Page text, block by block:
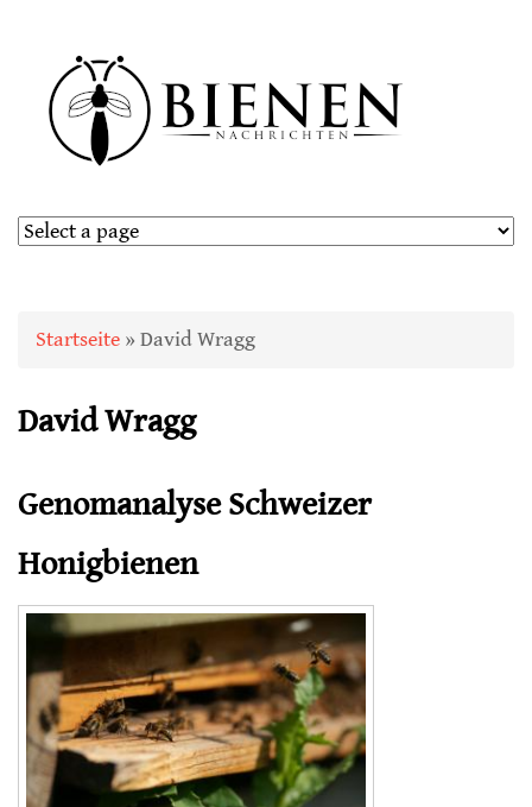
Sie sind hier
Startseite » David Wragg
David Wragg
Genomanalyse Schweizer
Honigbienen